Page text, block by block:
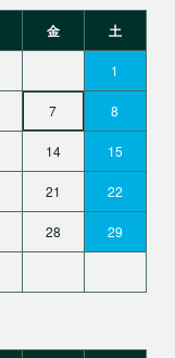
金 土
1
7 8
14 15
21 22
28 29